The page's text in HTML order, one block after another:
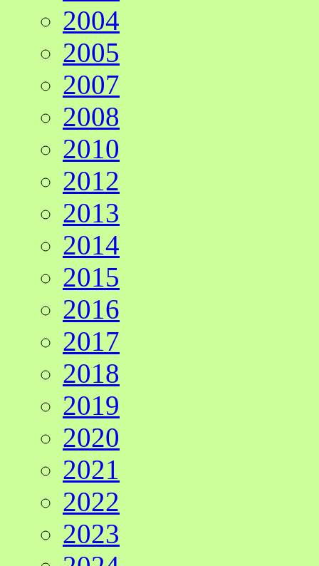
2004
2005
2007
2008
2010
2012
2013
2014
2015
2016
2017
2018
2019
2020
2021
2022
2023